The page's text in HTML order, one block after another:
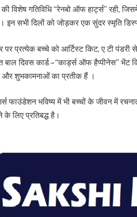
की विशेष गतिविधि “रेनबो ऑफ हार्ट्स”
इन सभी दिलों को जोड़कर एक सुंदर स्मृति
प्रत्येक बच्चे को आर्टिस्ट किट, ए टी पंडरी से
बाल दिवस कार्ड – “कार्ड्स ऑफ हैप्पीनेस”
और शुभकामनाओं का प्रतीक हैं ।
फाउंडेशन भविष्य में भी बच्चों के जीवन में
के लिए प्रतिबद्ध है।